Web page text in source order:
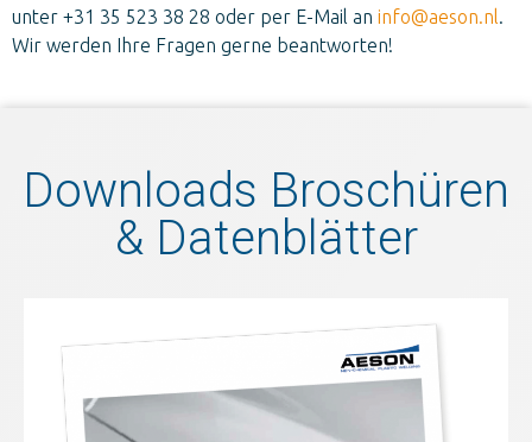
unter +31 35 523 38 28 oder per E-Mail an info@aeson.nl
Wir werden Ihre Fragen gerne beantworten!
Downloads Broschüren
& Datenblätter